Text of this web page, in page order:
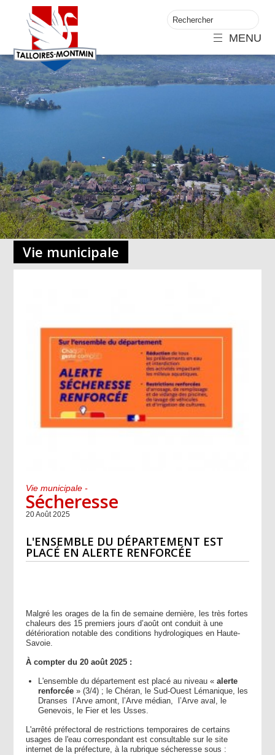
MENU
Vie municipale
Vie municipale -
Sécheresse
20 Août 2025
L'ENSEMBLE DU DÉPARTEMENT EST
PLACÉ EN ALERTE RENFORCÉE
Malgré les orages de la fin de semaine dernière, les très fortes
chaleurs des 15 premiers jours d’août ont conduit à une
détérioration notable des conditions hydrologiques en Haute-
Savoie.
À compter du 20 août 2025 :
L'ensemble du département est placé au niveau «alerte
renforcée » (3/4) ; le Chéran, le Sud-Ouest Lémanique, les
Dranses l’Arve amont, l’Arve médian, l’Arve aval, le
Genevois, le Fier et les Usses.
L'arrêté préfectoral de restrictions temporaires de certains
usages de l'eau correspondant est consultable sur le site
internet de la préfecture, à la rubrique sécheresse sous :